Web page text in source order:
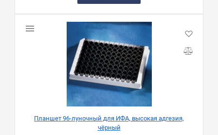
Планшет 96-луночный для ИФА, высокая адгезия,
чёрный